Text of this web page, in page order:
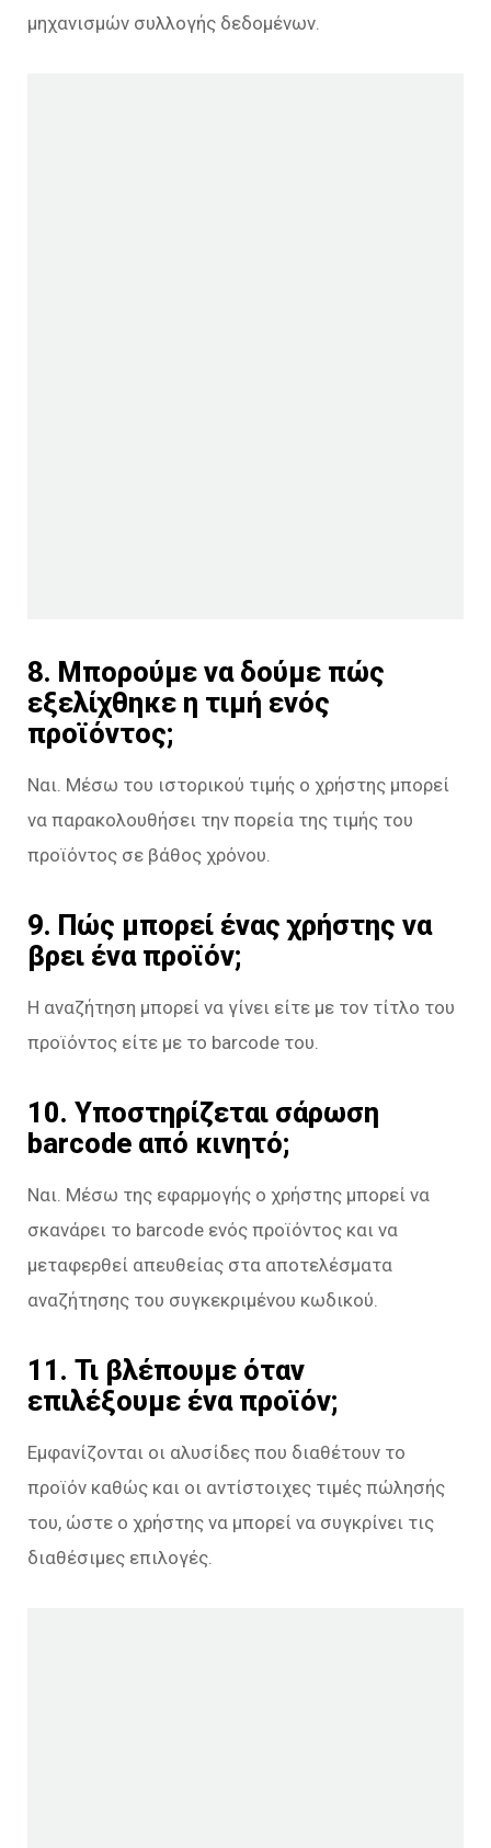
μηχανισμών συλλογής δεδομένων.
8. Μπορούμε να δούμε πώς
εξελίχθηκε η τιμή ενός
προϊόντος;
Ναι. Μέσω του ιστορικού τιμής ο χρήστης μπορεί
να παρακολουθήσει την πορεία της τιμής του
προϊόντος σε βάθος χρόνου.
9. Πώς μπορεί ένας χρήστης να
βρει ένα προϊόν;
Η αναζήτηση μπορεί να γίνει είτε με τον τίτλο του
προϊόντος είτε με το barcode του.
10. Υποστηρίζεται σάρωση
barcode από κινητό;
Ναι. Μέσω της εφαρμογής ο χρήστης μπορεί να
σκανάρει το barcode ενός προϊόντος και να
μεταφερθεί απευθείας στα αποτελέσματα
αναζήτησης του συγκεκριμένου κωδικού.
11. Τι βλέπουμε όταν
επιλέξουμε ένα προϊόν;
Εμφανίζονται οι αλυσίδες που διαθέτουν το
προϊόν καθώς και οι αντίστοιχες τιμές πώλησής
του, ώστε ο χρήστης να μπορεί να συγκρίνει τις
διαθέσιμες επιλογές.